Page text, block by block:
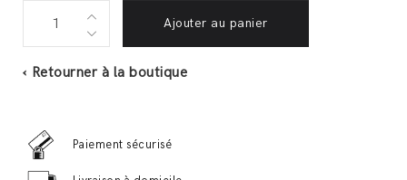
Mi-
cuit
Ajouter au panier
‹ Retourner à la boutique
Paiement sécurisé